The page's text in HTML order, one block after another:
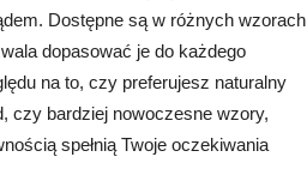
Dostępne są w różnych wzorach
dopasować je do każdego
na to, czy preferujesz naturalny
czy bardziej nowoczesne wzory,
spełnią Twoje oczekiwania